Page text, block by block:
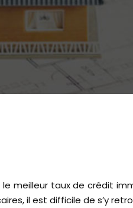
il est difficile de s’y